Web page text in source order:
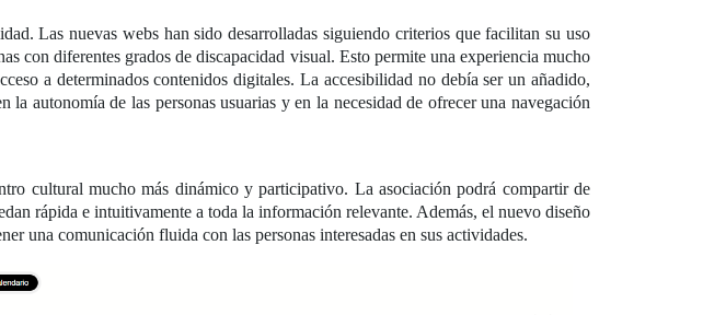
Las nuevas webs han sido desarrolladas siguiendo criterios que facilitan su uso
con diferentes grados de discapacidad visual. Esto permite una experiencia mucho
a determinados contenidos digitales. La accesibilidad no debía ser un añadido,
autonomía de las personas usuarias y en la necesidad de ofrecer una navegación
cultural mucho más dinámico y participativo. La asociación podrá compartir de
rápida e intuitivamente a toda la información relevante. Además, el nuevo diseño
una comunicación fluida con las personas interesadas en sus actividades.